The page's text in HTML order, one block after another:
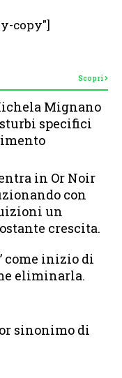
copy"]
Scopri
Mignano
specifici
in Or Noir
con
un
crescita.
come inizio di
eliminarla.
sinonimo di